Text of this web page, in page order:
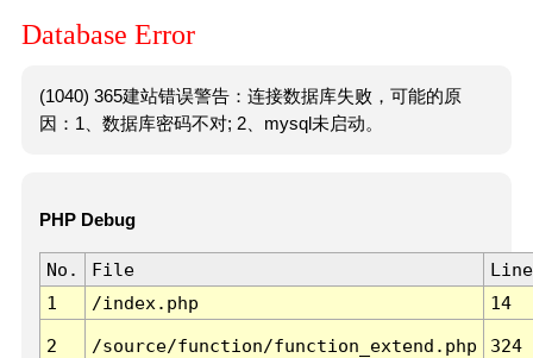
Database Error
(1040) 365建站错误警告：连接数据库失败，可能的原
因：1、数据库密码不对; 2、mysql未启动。
PHP Debug
No. File
Line
1
/index.php 14
2 /source/function/function_extend.php 324